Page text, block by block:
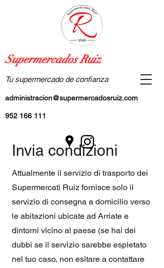
952 166 111
administracion@supermercadosruiz.com
Tu supermercado de confianza
Supermercados Ruiz
Invia condizioni
Attualmente il servizio di trasporto dei
Supermercati Ruiz fornisce solo il
servizio di consegna a domicilio verso
le abitazioni ubicate ad Arriate e
dintorni vicino al paese (se hai dei
dubbi se il servizio sarebbe espletato
nel tuo caso, non esitare a contattare